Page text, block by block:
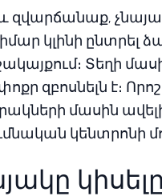
զվարճանաք,
կլինի ընտրել
Տեղի
զբոսնելն է։
մասին
կենտրոնի
կիսելը